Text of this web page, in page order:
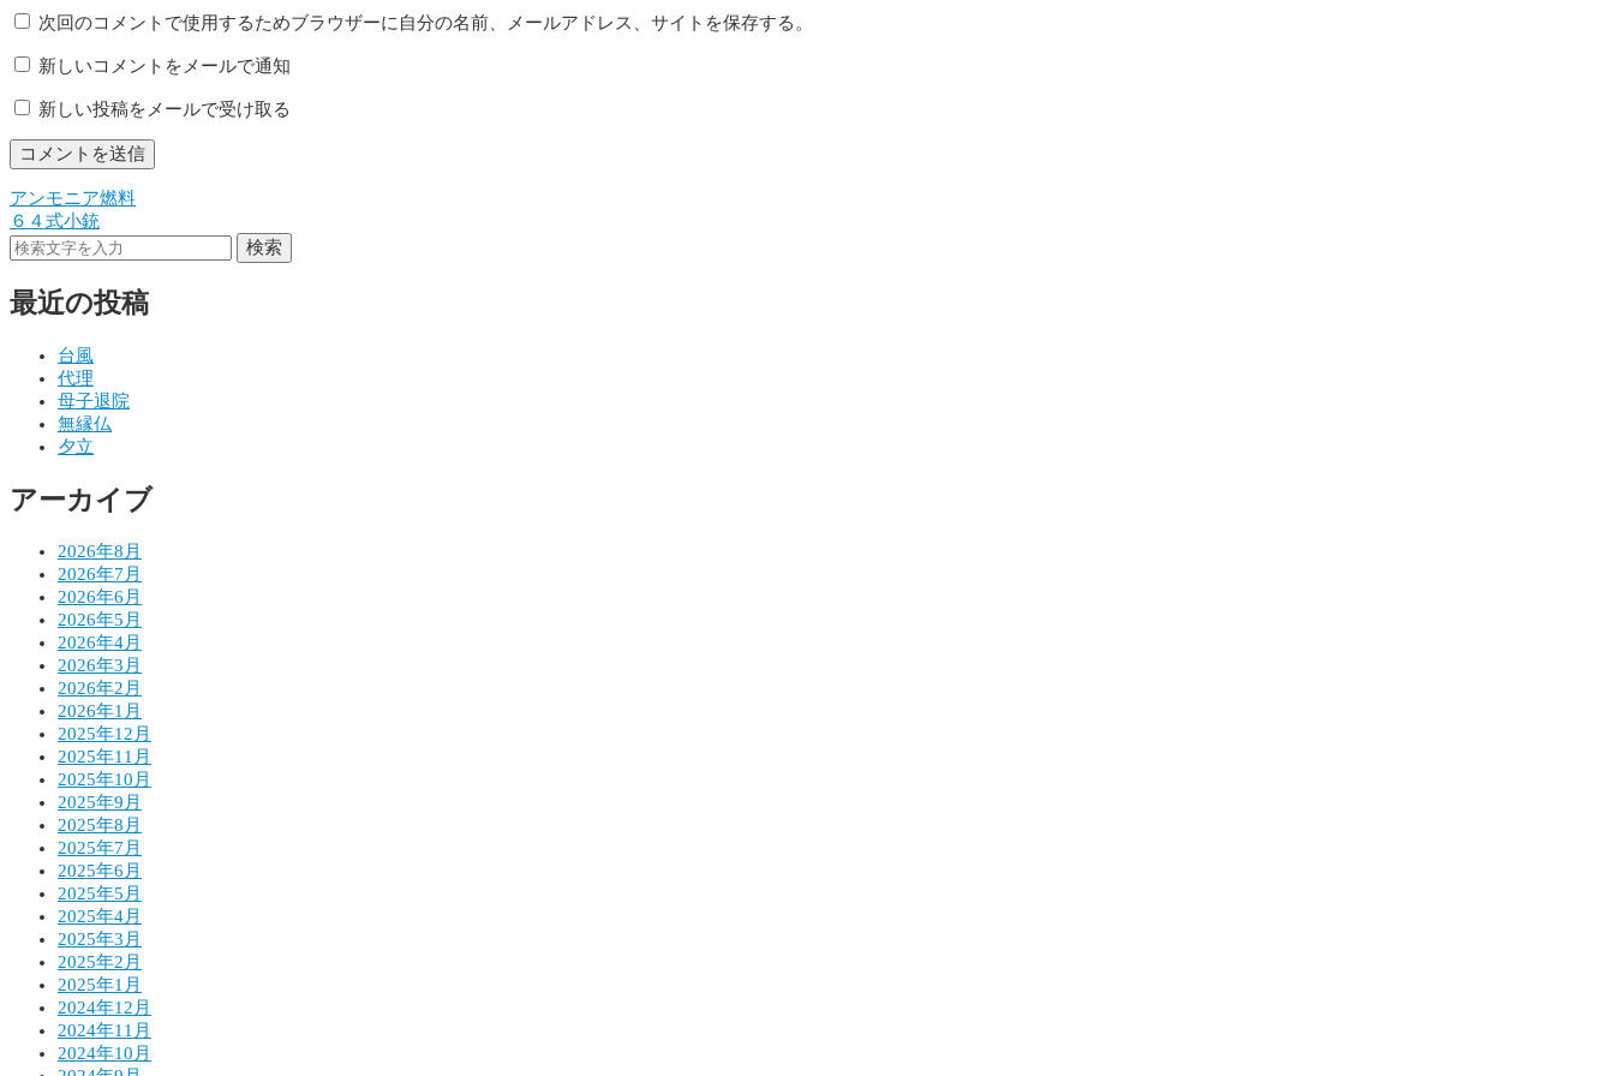
次回のコメントで使用するためブラウザーに自分の名前、メールアドレス、サイトを保存する。
新しいコメントをメールで通知
新しい投稿をメールで受け取る
投
稿
ビ
ン
アンモニア燃料
６４式小銃
検索
最近の投稿
台風
代理
母子退院
無縁仏
夕立
アーカイブ
2026年8月
2026年7月
2026年6月
2026年5月
2026年4月
2026年3月
2026年2月
2026年1月
2025年12月
2025年11月
2025年10月
2025年9月
2025年8月
2025年7月
2025年6月
2025年5月
2025年4月
2025年3月
2025年2月
2025年1月
2024年12月
2024年11月
2024年10月